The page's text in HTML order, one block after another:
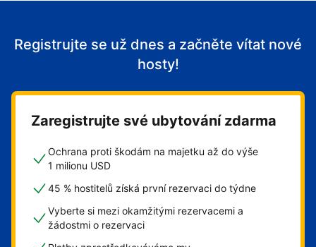
Registrujte se už dnes a začněte vítat nové
hosty!
Zaregistrujte své ubytování zdarma
Ochrana proti škodám na majetku až do výše
1 milionu USD
45 % hostitelů získá první rezervaci do týdne
Vyberte si mezi okamžitými rezervacemi a
žádostmi o rezervaci